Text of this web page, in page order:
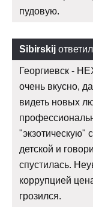
пудовую.
Sibirskij
Георгиевск -
очень вкусно,
видеть новых
"экзотическую"
детской и
спустилась.
коррупцией
грозился.